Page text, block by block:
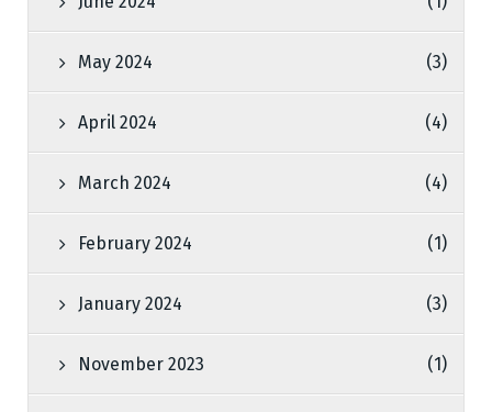
May 2024 (3)
April 2024 (4)
March 2024 (4)
February 2024 (1)
January 2024 (3)
November 2023 (1)